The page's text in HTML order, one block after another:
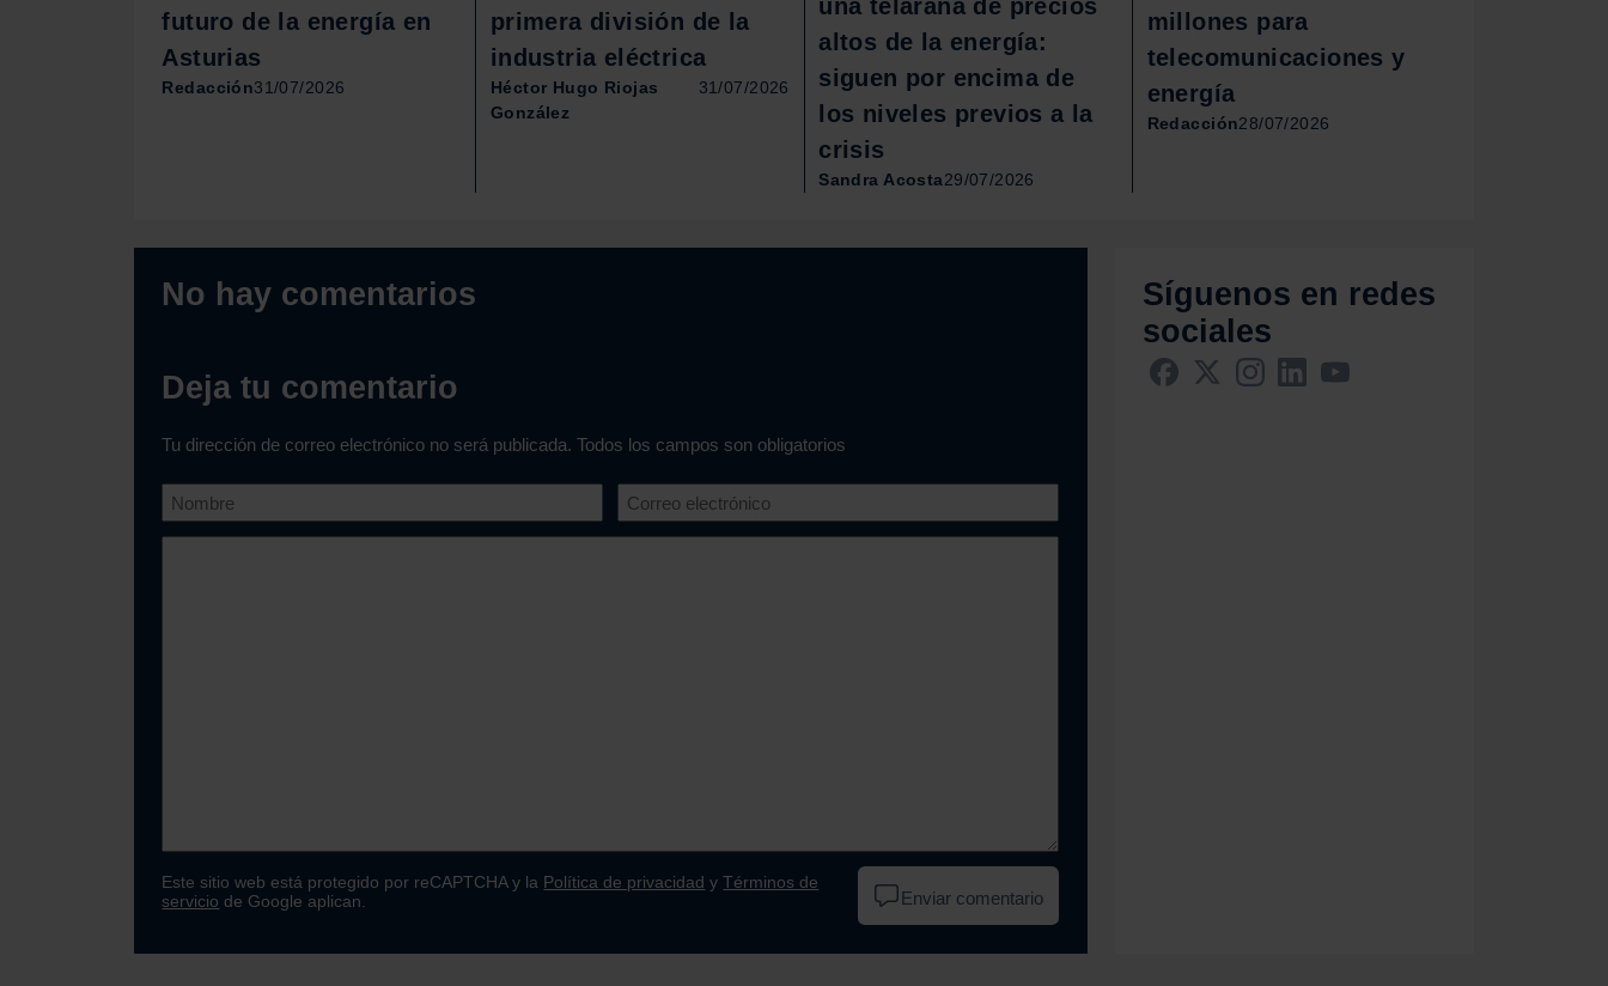
futuro de la energía en
Asturias
Redacción31/07/2026
primera división de la
industria eléctrica
Héctor Hugo Riojas
González
31/07/2026
una telaraña de precios
altos de la energía:
siguen por encima de
los niveles previos a la
crisis
Sandra Acosta29/07/2026
millones para
telecomunicaciones y
energía
Redacción28/07/2026
No hay comentarios
Deja tu comentario
Tu dirección de correo electrónico no será publicada. Todos los campos son obligatorios
Este sitio web está protegido por reCAPTCHA y la Política de privacidad yTérminos de
servicio de Google aplican. Enviar comentario
Síguenos en redes
sociales